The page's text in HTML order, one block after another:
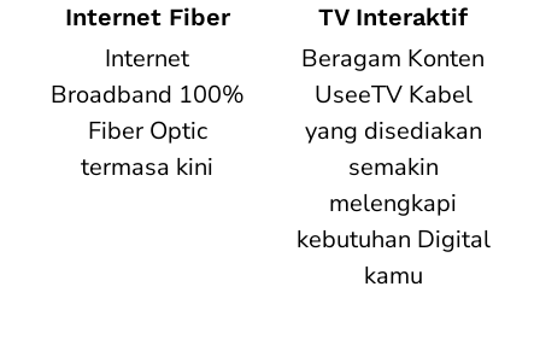
Internet Fiber
Internet
Broadband 100%
Fiber Optic
termasa kini
TV Interaktif
Beragam Konten
UseeTV Kabel
yang disediakan
semakin
melengkapi
kebutuhan Digital
kamu